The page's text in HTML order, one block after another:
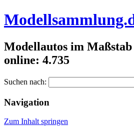
Modellautos im
online: 4.735
Suchen nach:
Navigation
Zum Inhalt springen